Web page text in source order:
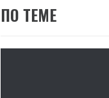
ПО ТЕМЕ